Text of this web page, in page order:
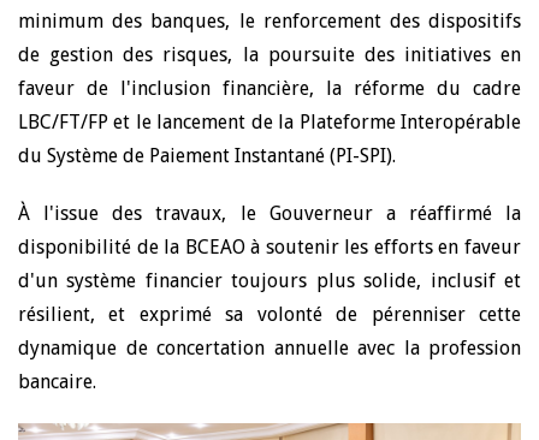
minimum des banques, le renforcement des dispositifs
de gestion des risques, la poursuite des initiatives en
faveur de l'inclusion financière, la réforme du cadre
LBC/FT/FP et le lancement de la Plateforme Interopérable
du Système de Paiement Instantané (PI-SPI).
À l'issue des travaux, le Gouverneur a réaffirmé la
disponibilité de la BCEAO à soutenir les efforts en faveur
d'un système financier toujours plus solide, inclusif et
résilient, et exprimé sa volonté de pérenniser cette
dynamique de concertation annuelle avec la profession
bancaire.